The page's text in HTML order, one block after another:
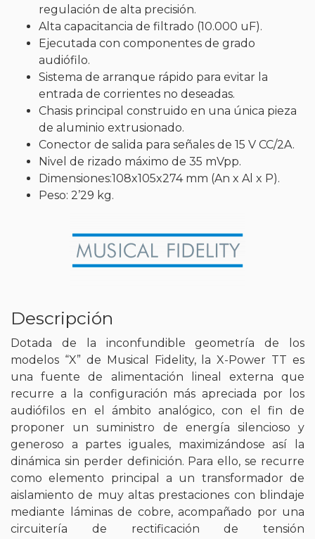
regulación de alta precisión.
Alta capacitancia de filtrado (10.000 uF).
Ejecutada con componentes de grado
audiófilo.
Sistema de arranque rápido para evitar la
entrada de corrientes no deseadas.
Chasis principal construido en una única pieza
de aluminio extrusionado.
Conector de salida para señales de 15 V CC/2A.
Nivel de rizado máximo de 35 mVpp.
Dimensiones:108x105x274 mm (An x Al x P).
Peso: 2’29 kg.
Descripción
Dotada de la inconfundible geometría de los
modelos “X” de Musical Fidelity, la X-Power TT es
una fuente de alimentación lineal externa que
recurre a la configuración más apreciada por los
audiófilos en el ámbito analógico, con el fin de
proponer un suministro de energía silencioso y
generoso a partes iguales, maximizándose así la
dinámica sin perder definición. Para ello, se recurre
como elemento principal a un transformador de
aislamiento de muy altas prestaciones con blindaje
mediante láminas de cobre, acompañado por una
circuitería de rectificación de tensión